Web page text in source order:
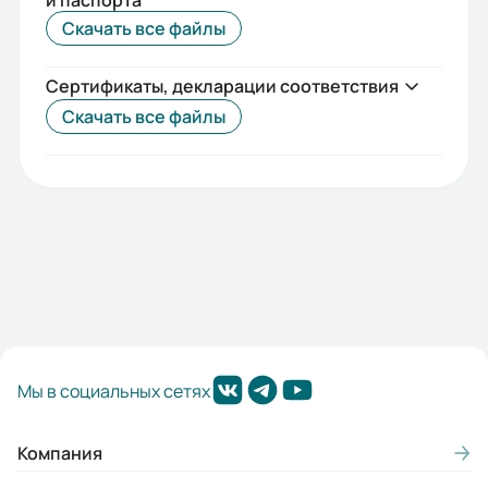
Перегрузочная способность, %:
150/200
Дискретные выходы:
123
1
Скачать все файлы
Сертификаты, декларации соответствия
Скачать все файлы
Мы в социальных сетях
Компания